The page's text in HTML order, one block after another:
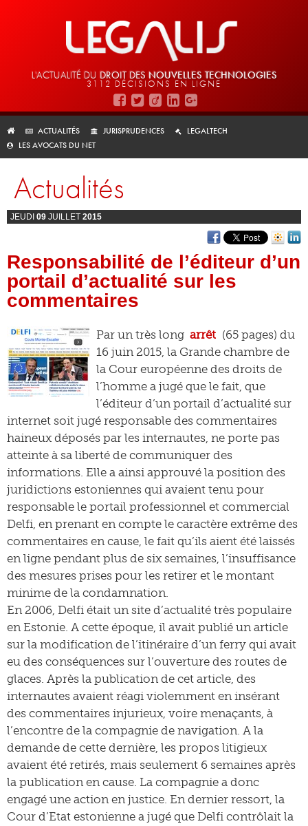
L'ACTUALITÉ DU DROIT DES NOUVELLES TECHNOLOGIES
3112 DÉCISIONS EN LIGNE
ACTUALITÉS JURISPRUDENCES
LEGALTECH
LES AVOCATS DU NET
Actualités
JEUDI 09 JUILLET 2015
Responsabilité de l’éditeur d’un
portail d’actualité sur les
commentaires
Par un très long arrêt (65 pages) du
16 juin 2015, la Grande chambre de
la Cour européenne des droits de
l’homme a jugé que le fait, que
l’éditeur d’un portail d’actualité sur
internet soit jugé responsable des commentaires
haineux déposés par les internautes, ne porte pas
atteinte à sa liberté de communiquer des
informations. Elle a ainsi approuvé la position des
juridictions estoniennes qui avaient tenu pour
responsable le portail professionnel et commercial
Delfi, en prenant en compte le caractère extrême des
commentaires en cause, le fait qu’ils aient été laissés
en ligne pendant plus de six semaines, l’insuffisance
des mesures prises pour les retirer et le montant
minime de la condamnation.
En 2006, Delfi était un site d’actualité très populaire
en Estonie. A cette époque, il avait publié un article
sur la modification de l’itinéraire d’un ferry qui avait
eu des conséquences sur l’ouverture des routes de
glaces. Après la publication de cet article, des
internautes avaient réagi violemment en insérant
des commentaires injurieux, voire menaçants, à
l’encontre de la compagnie de navigation. A la
demande de cette dernière, les propos litigieux
avaient été retirés, mais seulement 6 semaines après
la publication en cause. La compagnie a donc
engagé une action en justice. En dernier ressort, la
Cour d’Etat estonienne a jugé que Delfi contrôlait la